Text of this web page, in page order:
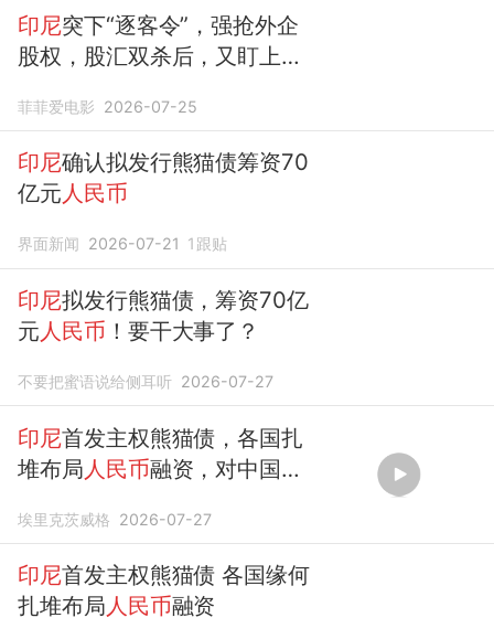
印尼突下“逐客令”，强抢外企
股权，股汇双杀后，又盯上了
菲菲爱电影 2026-07-25
印尼确认拟发行熊猫债筹资70
亿元人民币
界面新闻 2026-07-21 1 跟贴
印尼拟发行熊猫债，筹资70亿
元人民币 ！要干大事了？
不要把蜜语说给侧耳听 2026-07-27
印尼首发主权熊猫债，各国扎
堆布局 人民币融资，对中国有
埃里克茨威格 2026-07-27
印尼首发主权熊猫债 各国缘何
扎堆布局人民币融资